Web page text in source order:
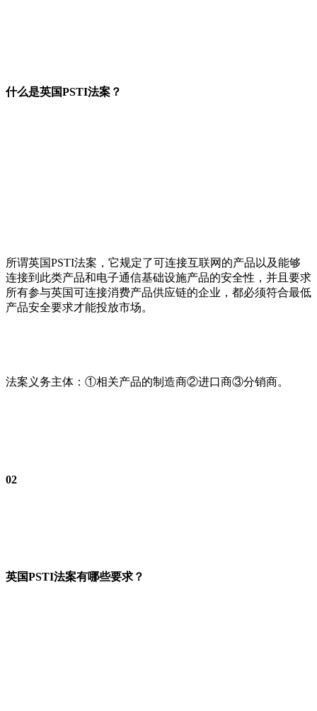
什么是英国PSTI法案？
所谓英国PSTI法案，它规定了可连接互联网的产品以及能够
连接到此类产品和电子通信基础设施产品的安全性，并且要求
所有参与英国可连接消费产品供应链的企业，都必须符合最低
产品安全要求才能投放市场。
法案义务主体：①相关产品的制造商②进口商③分销商。
02
英国PSTI法案有哪些要求？